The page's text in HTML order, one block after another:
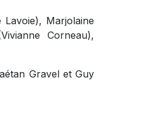
Marjolaine
Corneau),
Gravel et Guy